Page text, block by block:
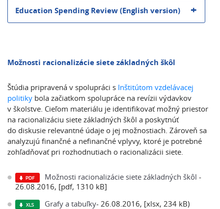
Education Spending Review (English version)
Možnosti racionalizácie siete základných škôl
Štúdia pripravená v spolupráci s Inštitútom vzdelávacej
politiky bola začiatkom spolupráce na revízii výdavkov
v školstve. Cieľom materiálu je identifikovať možný priestor
na racionalizáciu siete základných škôl a poskytnúť
do diskusie relevantné údaje o jej možnostiach. Zároveň sa
analyzujú finančné a nefinančné vplyvy, ktoré je potrebné
zohľadňovať pri rozhodnutiach o racionalizácii siete.
Možnosti racionalizácie siete základných škôl -
26.08.2016, [pdf, 1310 kB]
Grafy a tabuľky- 26.08.2016, [xlsx, 234 kB)